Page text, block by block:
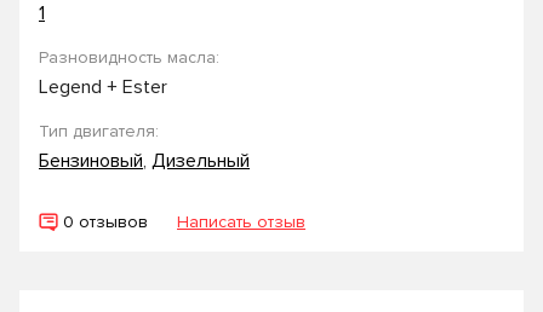
1
Разновидность масла:
Legend + Ester
Тип двигателя:
Бензиновый, Дизельный
0 отзывов Написать отзыв